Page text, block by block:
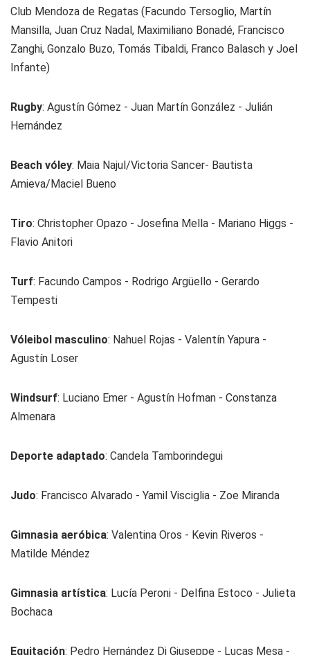
Club Mendoza de Regatas (Facundo Tersoglio, Martín
Mansilla, Juan Cruz Nadal, Maximiliano Bonadé, Francisco
Zanghi, Gonzalo Buzo, Tomás Tibaldi, Franco Balasch y Joel
Infante)
Rugby: Agustín Gómez - Juan Martín González - Julián
Hernández
Beach vóley: Maia Najul/Victoria Sancer- Bautista
Amieva/Maciel Bueno
Tiro: Christopher Opazo - Josefina Mella - Mariano Higgs -
Flavio Anitori
Turf: Facundo Campos - Rodrigo Argüello - Gerardo
Tempesti
Vóleibol masculino: Nahuel Rojas - Valentín Yapura -
Agustín Loser
Windsurf: Luciano Emer - Agustín Hofman - Constanza
Almenara
Deporte adaptado: Candela Tamborindegui
Judo: Francisco Alvarado - Yamil Visciglia - Zoe Miranda
Gimnasia aeróbica: Valentina Oros - Kevin Riveros -
Matilde Méndez
Gimnasia artística: Lucía Peroni - Delfina Estoco - Julieta
Bochaca
Equitación: Pedro Hernández Di Giuseppe - Lucas Mesa -